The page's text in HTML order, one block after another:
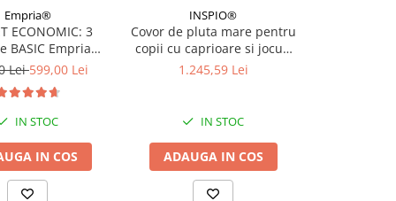
Empria®
ECONOMIC: 3
BASIC Empria
pat 180X200 cm +
Lei599,00 Lei
IN STOC
IN COS
INSPIO®
Covor de pluta mare pentru
copii cu caprioare si jocuri
pentru copii, 140 x 220 cm
1.245,59 Lei
IN STOC
ADAUGA IN COS